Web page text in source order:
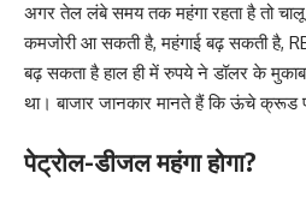
अगर तेल लंबे समय तक महंगा रहता है तो
कमजोरी आ सकती है, महंगाई बढ़ सकती है,
बढ़ सकता है हाल ही में रुपये ने डॉलर के
था। बाजार जानकार मानते हैं कि ऊंचे क्रूड
पेट्रोल-डीजल महंगा होगा?